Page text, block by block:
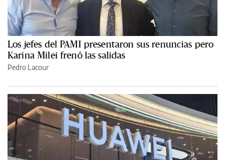
Los jefes del PAMI presentaron sus renuncias pero
Karina Milei frenó las salidas
Pedro Lacour